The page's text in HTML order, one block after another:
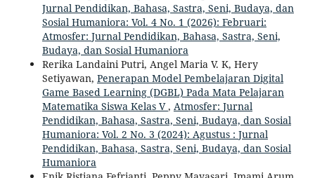
Jurnal Pendidikan, Bahasa, Sastra, Seni, Budaya, dan
Sosial Humaniora: Vol. 4 No. 1 (2026): Februari:
Atmosfer: Jurnal Pendidikan, Bahasa, Sastra, Seni,
Budaya, dan Sosial Humaniora
Rerika Landaini Putri, Angel Maria V. K, Hery
Setiyawan, Penerapan Model Pembelajaran Digital
Game Based Learning (DGBL) Pada Mata Pelajaran
Matematika Siswa Kelas V, Atmosfer: Jurnal
Pendidikan, Bahasa, Sastra, Seni, Budaya, dan Sosial
Humaniora: Vol. 2 No. 3 (2024): Agustus : Jurnal
Pendidikan, Bahasa, Sastra, Seni, Budaya, dan Sosial
Humaniora